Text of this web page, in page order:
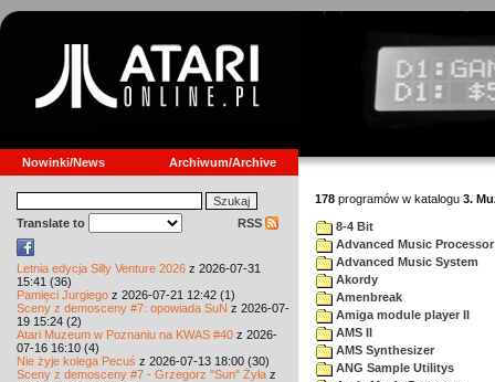
Nowinki/News Archiwum/Archive
Translate to RSS
Letnia edycja Silly Venture 2026 z 2026-07-31
15:41 (36)
Pamięci Jurgiego z 2026-07-21 12:42 (1)
Sceny z demosceny #7: opowiada SuN z 2026-07-
19 15:24 (2)
Atari Muzeum w Poznaniu na KWAS #40 z 2026-
07-16 16:10 (4)
Nie żyje kolega Pecuś z 2026-07-13 18:00 (30)
Sceny z demosceny #7 - Grzegorz "Sun" Żyła z
178 programów w katalogu 3.
8-4 Bit
Advanced Music Processor
Advanced Music System
Akordy
Amenbreak
Amiga module player II
AMS II
AMS Synthesizer
ANG Sample Utilitys